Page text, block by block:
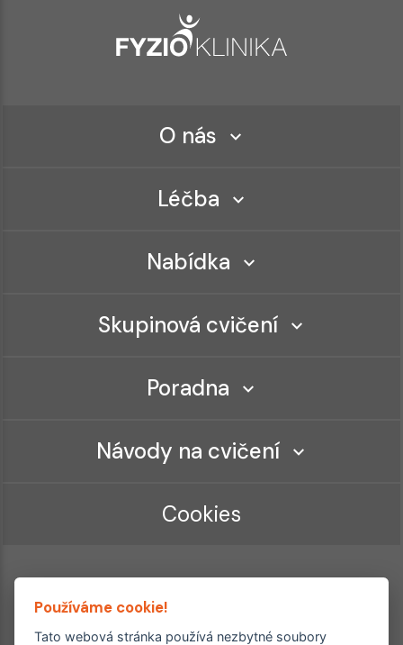
O nás
Léčba
Nabídka
Skupinová cvičení
Poradna
Návody na cvičení
Cookies
Používáme cookie!
Tato webová stránka používá nezbytné soubory